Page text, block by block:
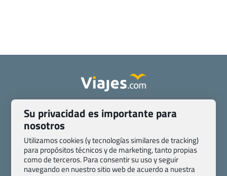
Pasaporte, Visado, Salud y otras disposiciones específicas
Blog de Viajes.com
Preguntas frecuentes
Condiciones generales
Política de privacidad y cookies
Transparencia
Todas las páginas – sitemap
Su privacidad es importante para
nosotros
Utilizamos cookies (y tecnologías similares de tracking)
para propósitos técnicos y de marketing, tanto propias
como de terceros. Para consentir su uso y seguir
navegando en nuestro sitio web de acuerdo a nuestra